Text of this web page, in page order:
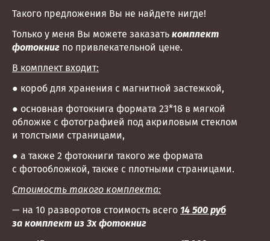
Такого предложения Вы не найдете нигде!
Только у меня Вы можете заказать комплект
фотокниг по привлекательной цене.
В комплект входит:
● короб для хранения с магнитной застежкой,
● основная фотокнига формата 23*18 в мягкой
обложке с фотографией под акриловым стеклом
и толстыми страницами,
● а также 2 фотокниги такого же формата
с фотообложкой, также с плотными страницами.
Стоимость такого комплекта:
— на 10 разворотов стоимость всего 14 500 руб
за комплект из 3х фотокниг